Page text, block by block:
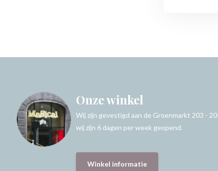
Onze winkel
Wij zijn gevestigd aan de Groenmarkt 203 -
wij zijn 6 dagen per week geopend.
Winkel informatie